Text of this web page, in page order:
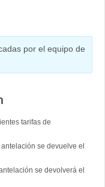
por el equipo de
tarifas de
se devuelve el
se devolverá el